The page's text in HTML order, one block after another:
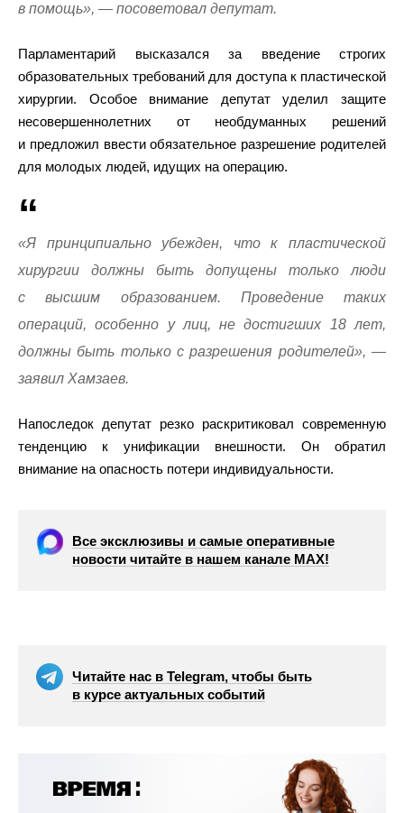
в помощь», — посоветовал депутат.
Парламентарий высказался за введение строгих
образовательных требований для доступа к пластической
хирургии. Особое внимание депутат уделил защите
несовершеннолетних от необдуманных решений
и предложил ввести обязательное разрешение родителей
для молодых людей, идущих на операцию.
«Я принципиально убежден, что к пластической
хирургии должны быть допущены только люди
с высшим образованием. Проведение таких
операций, особенно у лиц, не достигших 18 лет,
должны быть только с разрешения родителей», —
заявил Хамзаев.
Напоследок депутат резко раскритиковал современную
тенденцию к унификации внешности. Он обратил
внимание на опасность потери индивидуальности.
Все эксклюзивы и самые оперативные
новости читайте в нашем канале МАХ!
Читайте нас в Telegram, чтобы быть
в курсе актуальных событий